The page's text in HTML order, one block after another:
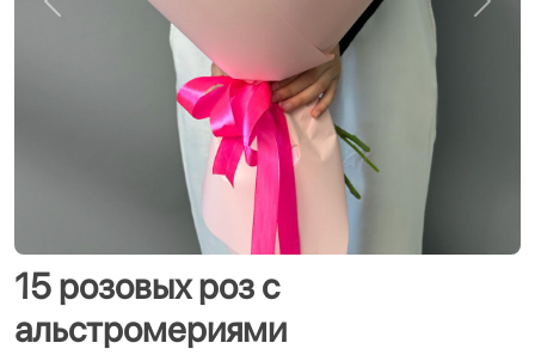
Назад
15 розовых роз с
альстромериями